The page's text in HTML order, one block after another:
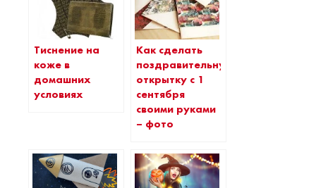
Тиснение на
коже в
домашних
условиях
Как сделать
поздравительную
открытку с 1
сентября
своими руками
– фото